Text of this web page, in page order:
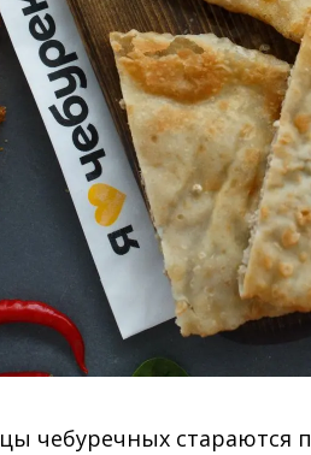
чебуречных стараются